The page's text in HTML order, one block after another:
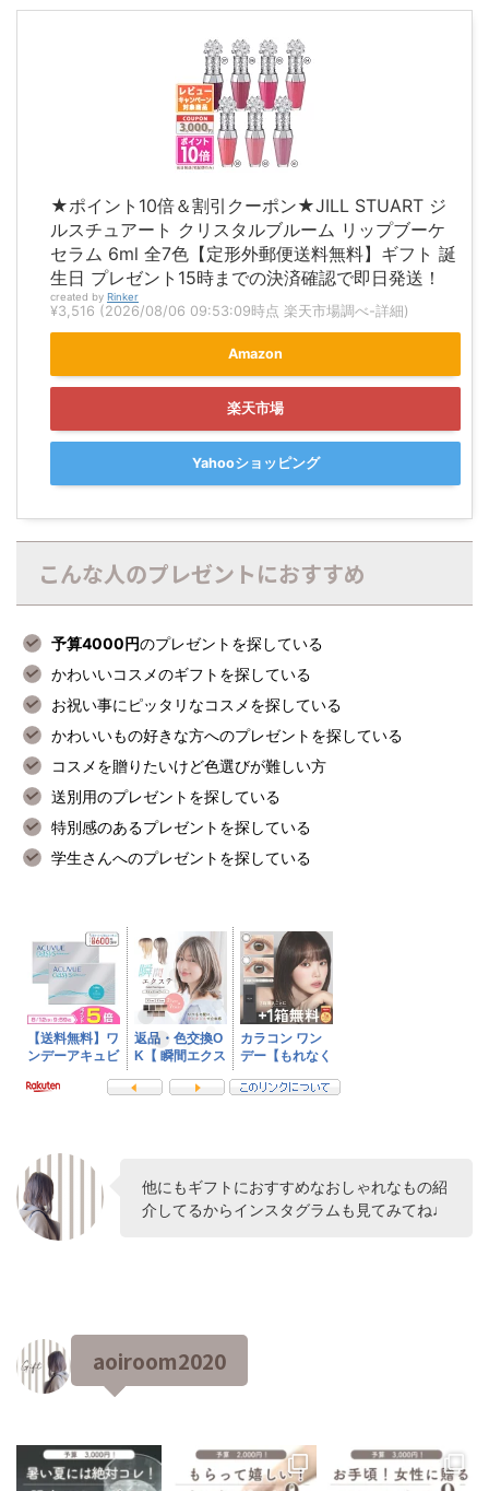
★ポイント10倍＆割引クーポン★JILL STUART ジ
ルスチュアート クリスタルブルーム リップブーケ
セラム 6ml 全7色【定形外郵便送料無料】ギフト 誕
生日 プレゼント15時までの決済確認で即日発送！
created by Rinker
¥3,516 (2026/08/06 09:53:09時点 楽天市場調べ-詳細)
Amazon
楽天市場
Yahooショッピング
こんな人のプレゼントにおすすめ
予算4000円のプレゼントを探している
かわいいコスメのギフトを探している
お祝い事にピッタリなコスメを探している
かわいいもの好きな方へのプレゼントを探している
コスメを贈りたいけど色選びが難しい方
送別用のプレゼントを探している
特別感のあるプレゼントを探している
学生さんへのプレゼントを探している
他にもギフトにおすすめなおしゃれなもの紹
介してるからインスタグラムも見てみてね♩
aoiroom2020